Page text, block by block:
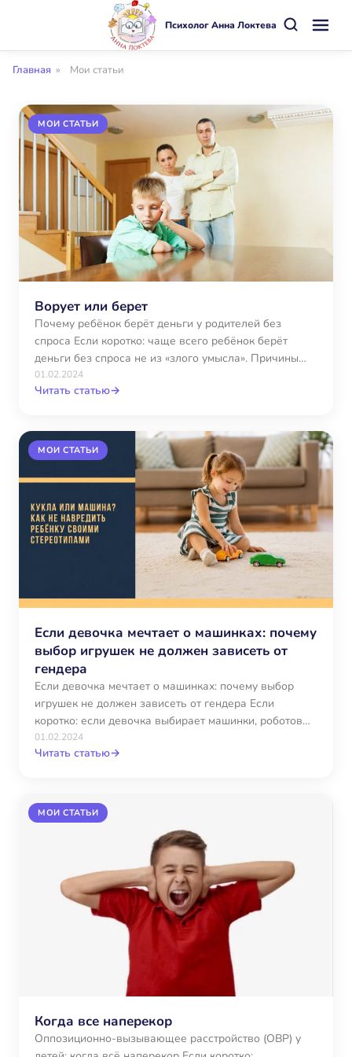
Психолог Анна Локтева
Главная » Мои статьи
МОИ СТАТЬИ
Ворует или берет
Почему ребёнок берёт деньги у родителей без
спроса Если коротко: чаще всего ребёнок берёт
деньги без спроса не из «злого умысла». Причины…
01.02.2024
Читать статью→
МОИ СТАТЬИ
Если девочка мечтает о машинках: почему
выбор игрушек не должен зависеть от
гендера
Если девочка мечтает о машинках: почему выбор
игрушек не должен зависеть от гендера Если
коротко: если девочка выбирает машинки, роботов
или конструкторы…
01.02.2024
Читать статью→
МОИ СТАТЬИ
Когда все наперекор
Оппозиционно-вызывающее расстройство (ОВР) у